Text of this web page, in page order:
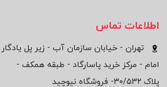
اطلاعات تماس
تهران - خیابان سازمان آب - زیر پل یادگار
امام - مرکز خرید پاسارگاد - طبقه همکف -
پلاک ۳۰/۵۳۲- فروشگاه نیوچید